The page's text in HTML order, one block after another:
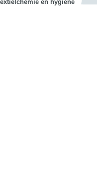
en hygiëne